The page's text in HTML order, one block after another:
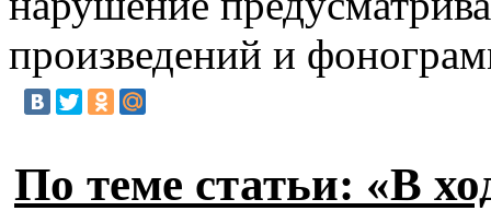
произведений и
По теме статьи: «В